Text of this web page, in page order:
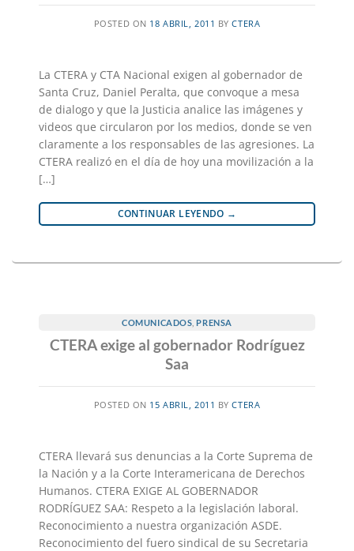
POSTED ON 18 ABRIL, 2011 BYCTERA
La CTERA y CTA Nacional exigen al gobernador de
Santa Cruz, Daniel Peralta, que convoque a mesa
de dialogo y que la Justicia analice las imágenes y
videos que circularon por los medios, donde se ven
claramente a los responsables de las agresiones. La
CTERA realizó en el día de hoy una movilización a la
[…]
CONTINUAR LEYENDO →
COMUNICADOS ,PRENSA
CTERA exige al gobernador Rodríguez
Saa
POSTED ON 15 ABRIL, 2011 BYCTERA
CTERA llevará sus denuncias a la Corte Suprema de
la Nación y a la Corte Interamericana de Derechos
Humanos. CTERA EXIGE AL GOBERNADOR
RODRÍGUEZ SAA: Respeto a la legislación laboral.
Reconocimiento a nuestra organización ASDE.
Reconocimiento del fuero sindical de su Secretaria